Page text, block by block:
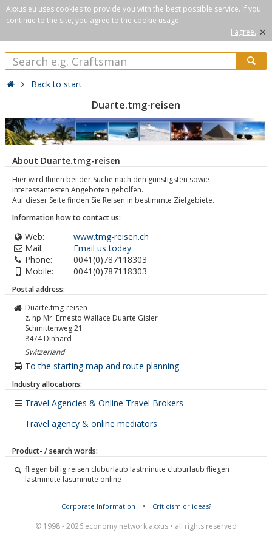
Axxus.eu uses cookies to provide you with the best possible service. If you
continue to the site, you agree to the cookie usage.
I agree. ×
Back to start
Duarte.tmg-reisen
About Duarte.tmg-reisen
Hier wird Ihnen bei der Suche nach den günstigsten sowie
interessantesten Angeboten geholfen.
Auf dieser Seite finden Sie Reisen in bestimmte Zielgebiete.
Information how to contact us:
Web:
www.tmg-reisen.ch
Mail:
Email us today
Phone:
0041(0)787118303
Mobile:
0041(0)787118303
Postal address:
Duarte.tmg-reisen
z. hp Mr. Ernesto Wallace Duarte Gisler
Schmittenweg 21
8474 Dinhard
Switzerland
To the starting map and route planning
Industry allocations:
Travel Agencies & Online Travel Brokers
Travel agency & online mediators
Product- / search words:
fliegen billig reisen cluburlaub lastminute cluburlaub fliegen
lastminute lastminute online
Corporate Information • Criticism or ideas?
© 1998 - 2026 economy network axxus • all rights reserved